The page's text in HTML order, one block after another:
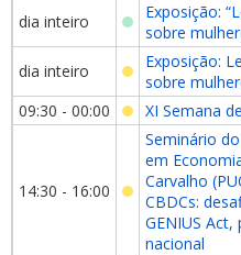
dia inteiro
Exposição:
sobre
dia inteiro
Exposição:
sobre
09:30 - 00:00
XI Semana
14:30 - 16:00
Seminário
em
Carvalho
CBDCs:
GENIUS
nacional